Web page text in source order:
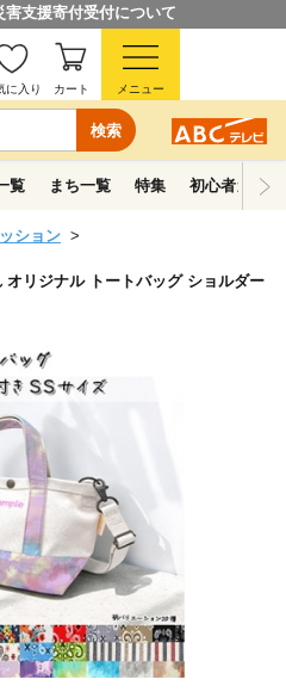
支援寄付受付について
検索
に入り カート メニュー
覧 まち一覧 特集 初心者ガイド
ション
オリジナル トートバッグ ショルダー